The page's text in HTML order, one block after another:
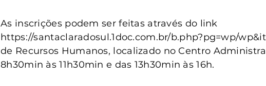
As inscrições podem ser feitas através do link
https://santaclaradosul.1doc.com.br/b.php?pg=wp/
de Recursos Humanos, localizado no Centro
8h30min às 11h30min e das 13h30min às 16h.